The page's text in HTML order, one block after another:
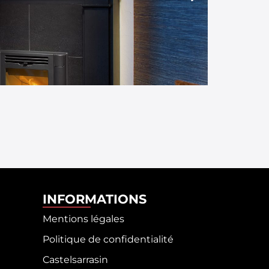
INFORMATIONS
Mentions légales
Politique de confidentialité
Castelsarrasin